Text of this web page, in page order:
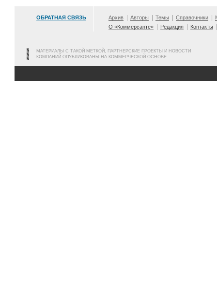
ОБРАТНАЯ СВЯЗЬ Архив Авторы Темы Справочники
О «Коммерсанте»
Редакция Контакты
МАТЕРИАЛЫ С ТАКОЙ МЕТКОЙ, ПАРТНЕРСКИЕ ПРОЕКТЫ И НОВОСТИ
КОМПАНИЙ ОПУБЛИКОВАНЫ НА КОММЕРЧЕСКОЙ ОСНОВЕ